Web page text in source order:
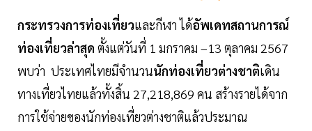
กระทรวงการท่องเที่ยวและกีฬา ได้อัพเดทสถานการณ์
ท่องเที่ยวล่าสุด ตั้งแต่วันที่ 1 มกราคม –13 ตุลาคม 2567
พบว่า ประเทศไทยมีจำนวนนักท่องเที่ยวต่างชาติเดิน
ทางเที่ยวไทยแล้วทั้งสิ้น 27,218,869 คน สร้างรายได้จาก
การใช้จ่ายของนักท่องเที่ยวต่างชาติแล้วประมาณ